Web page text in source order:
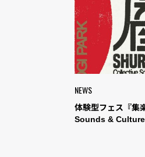
NEWS
体験型フェス『集
Sounds &